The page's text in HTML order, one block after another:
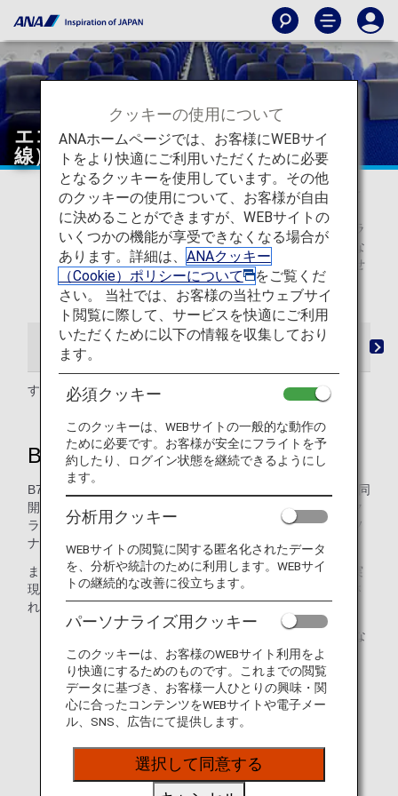
エコノミークラスのシート（日本国内
線）
* 2026年5月19日以降のご搭乗分から、日本国内線の予
約検索画面での表記を従来の「プレミアムクラス」・
「普通席」から、「ファーストクラス（プレミアムクラ
ス）」・「エコノミークラス」へ変更いたしました。な
お、当表記変更に伴うサービスの変更は予定していませ
ん。
チェックインからご搭乗・ご到着まで シート
すべての座席で快適にお過ごしいただけます。
B777-200 / B787-9 / B787-10
B777-200、B787-9、B787-10にはトヨタ紡織株式会社と共同
開発したシートを導入しています。日本国内線エコノミーク
ラスとしては最大となる13.3インチのタッチパネル式パーソ
ナルモニターを装着しました。（最前列は10.1インチ）
またどのような体格の方にも心地よくフィットする形状を実
現するとともに、お客様の利便性を考慮した点が高く評価さ
れ、2019年度グッドデザイン賞を受賞しました。
* B777-200装着のパーソナルモニターは11.6インチとな
ります。（最前列は10.1インチ）
* B777-200、B787-9の一部を除く。
* B787-10は2024年2月より順次導入予定。
クッキーの使用について
ANAホームページでは、お客様にWEBサイ
トをより快適にご利用いただくために必要
となるクッキーを使用しています。その他
のクッキーの使用について、お客様が自由
に決めることができますが、WEBサイトの
いくつかの機能が享受できなくなる場合が
あります。詳細は、 ANAクッキー
（Cookie）ポリシーについて
をご覧くだ
さい。 当社では、お客様の当社ウェブサイ
ト閲覧に際して、サービスを快適にご利用
いただくために以下の情報を収集しており
ます。
必須クッキー
このクッキーは、WEBサイトの一般的な動作の
ために必要です。お客様が安全にフライトを予
約したり、ログイン状態を継続できるようにし
ます。
分析用クッキー
WEBサイトの閲覧に関する匿名化されたデータ
を、分析や統計のために利用します。WEBサイ
トの継続的な改善に役立ちます。
パーソナライズ用クッキー
このクッキーは、お客様のWEBサイト利用をよ
り快適にするためのものです。これまでの閲覧
データに基づき、お客様一人ひとりの興味・関
心に合ったコンテンツをWEBサイトや電子メー
ル、SNS、広告にて提供します。
選択して同意する